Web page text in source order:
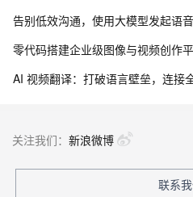
告别低效沟通，使用大模型发起语
零代码搭建企业级图像与视频创作
AI 视频翻译：打破语言壁垒，连接
关注我们： 新浪微博
联系